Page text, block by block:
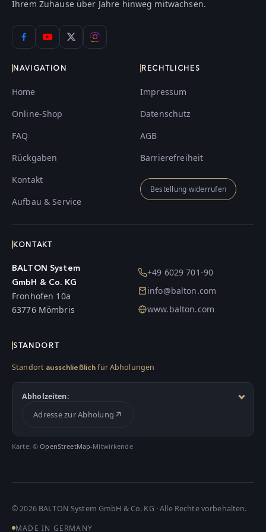
Ihrem Zuhause über Jahre hinweg mitwachsen.
NAVIGATION
Home
Online-Shop
FAQ
Rückgaben
Kontakt
Aufbau & Service
RECHTLICHES
Impressum
Datenschutz
AGB
Barrierefreiheit
Bestellung widerrufen
KONTAKT
BALTON System
GmbH & Co. KG
Fronhofen 10a
63776 Mömbris
+49 6029 701-90
info@balton.com
www.balton.com
STANDORT
Standort ausschließlich für Abholungen
Abholzeiten:
Adresse zur Abholung
Karte: ©OpenStreetMap-Mitwirkende
©2026BALTON System GmbH & Co. KG · Alle Rechte vorbehalten.
MADE IN GERMANY